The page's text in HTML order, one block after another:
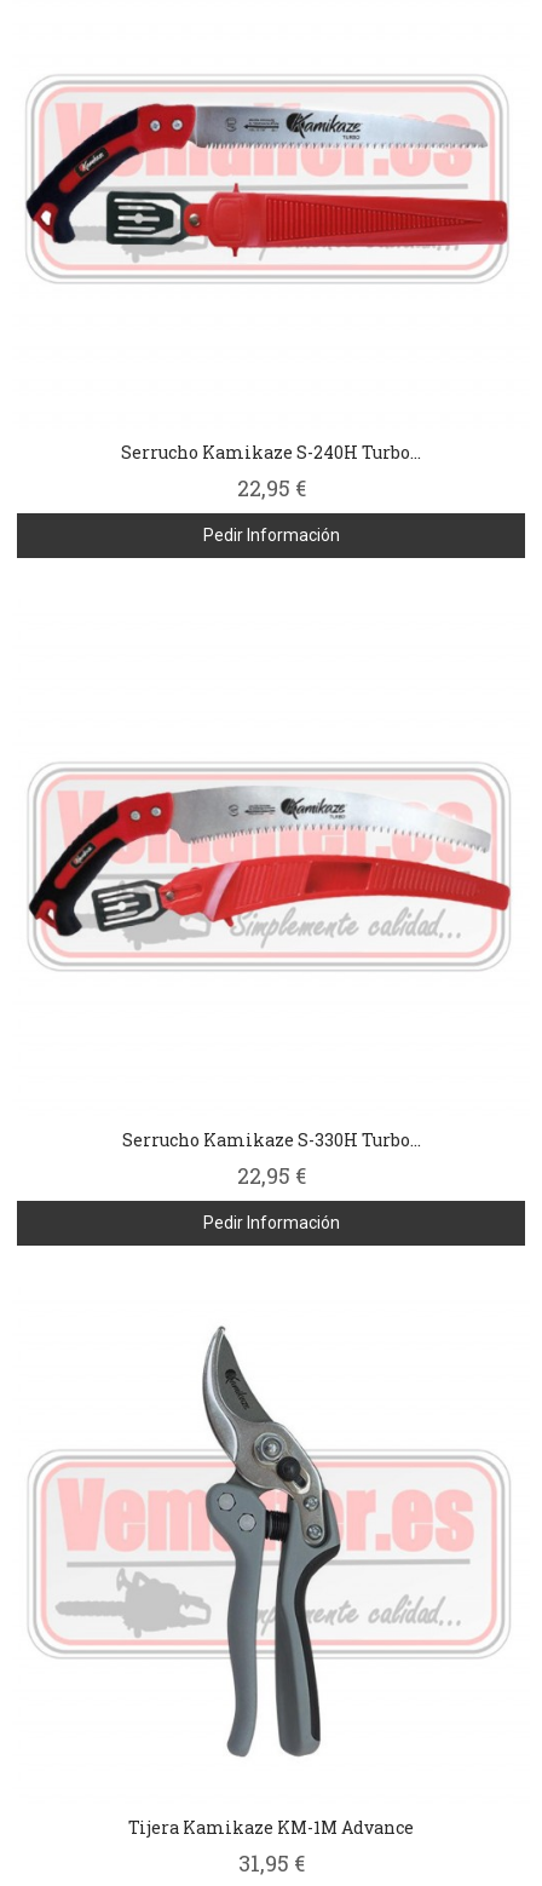
Serrucho Kamikaze S-240H Turbo...
22,95 €
Pedir Información
Serrucho Kamikaze S-330H Turbo...
22,95 €
Pedir Información
Tijera Kamikaze KM-1M Advance
31,95 €